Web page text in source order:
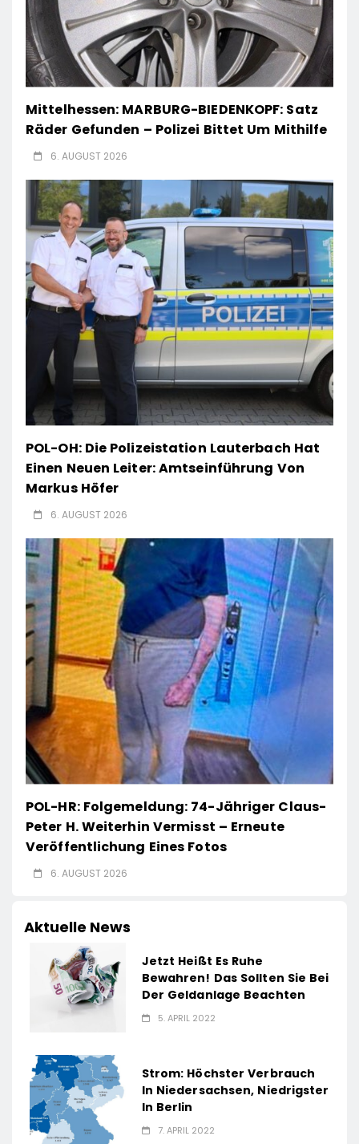
Mittelhessen: MARBURG-BIEDENKOPF: Satz
Räder Gefunden – Polizei Bittet Um Mithilfe
6. AUGUST 2026
POL-OH: Die Polizeistation Lauterbach Hat
Einen Neuen Leiter: Amtseinführung Von
Markus Höfer
6. AUGUST 2026
POL-HR: Folgemeldung: 74-Jähriger Claus-
Peter H. Weiterhin Vermisst – Erneute
Veröffentlichung Eines Fotos
6. AUGUST 2026
Aktuelle News
Jetzt Heißt Es Ruhe
Bewahren! Das Sollten Sie Bei
Der Geldanlage Beachten
5. APRIL 2022
Strom: Höchster Verbrauch
In Niedersachsen, Niedrigster
In Berlin
7. APRIL 2022